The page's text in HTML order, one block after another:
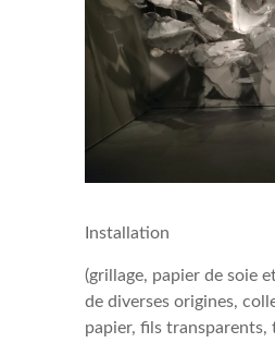
Installation
(grillage, papier de soie
de diverses origines,
papier, fils transparents,